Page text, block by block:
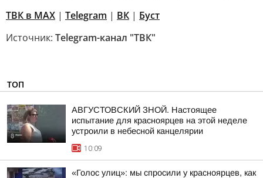
ТВК в MAX | Telegram | ВК | Буст
Источник: Telegram-канал "ТВК"
ТОП
АВГУСТОВСКИЙ ЗНОЙ. Настоящее
испытание для красноярцев на этой неделе
устроили в небесной канцелярии
10:09
«Голос улиц»: мы спросили у красноярцев, как